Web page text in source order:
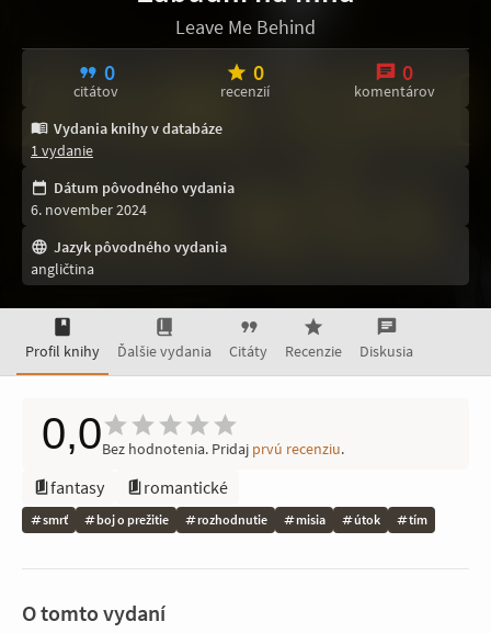
Leave Me Behind
0
citátov
0
recenzií
0
komentárov
Vydania knihy v databáze
1 vydanie
Dátum pôvodného vydania
6. november 2024
Jazyk pôvodného vydania
angličtina
Profil knihy Ďalšie vydania Citáty Recenzie Diskusia
0,0Bez hodnotenia. Pridaj prvú recenziu.
fantasy romantické
smrť boj o prežitie rozhodnutie misia útok tím
O tomto vydaní